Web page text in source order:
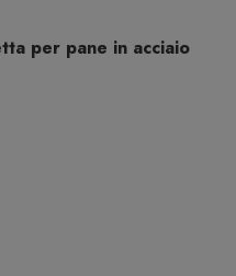
per pane in acciaio